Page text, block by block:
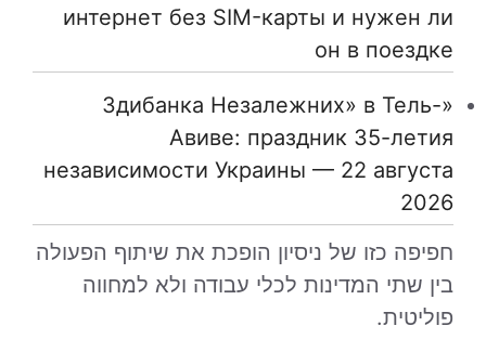
интернет без SIM-карты и нужен ли
он в поездке
«Здибанка Незалежних» в Тель-
Авиве: праздник 35-летия
независимости Украины — 22 августа
2026
חפיפה כזו של ניסיון הופכת את שיתוף הפעולה
בין שתי המדינות לכלי עבודה ולא למחווה
פוליטית.